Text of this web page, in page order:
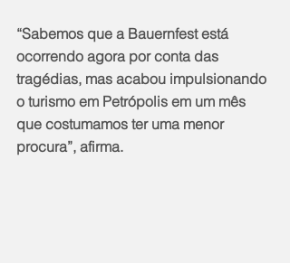
“Sabemos que a Bauernfest está
ocorrendo agora por conta das
tragédias, mas acabou impulsionando
o turismo em Petrópolis em um mês
que costumamos ter uma menor
procura”, afirma.